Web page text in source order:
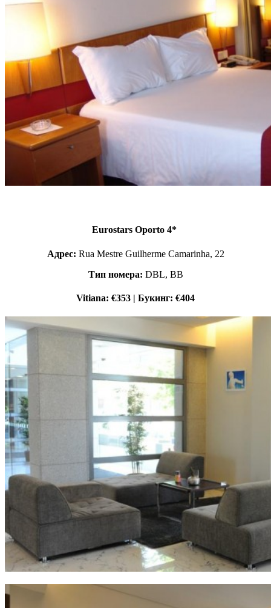
Eurostars Oporto 4*
Адрес: Rua Mestre Guilherme Camarinha, 22
Тип номера: DBL, BB
Vitiana: €353 | Букинг: €404